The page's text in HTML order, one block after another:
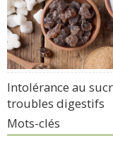
Intolérance au
troubles digestifs
Mots-clés